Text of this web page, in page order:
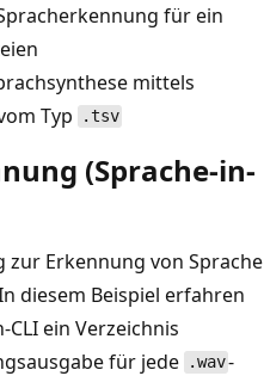
für ein
mittels
Typ
.tsv
(Sprache-in-
zur Erkennung von Sprache
diesem Beispiel erfahren
ein Verzeichnis
für jede
.wav-